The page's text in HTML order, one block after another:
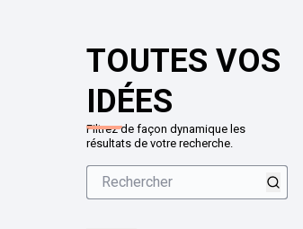
TOUTES VOS
IDÉES
Filtrez de façon dynamique les
résultats de votre recherche.